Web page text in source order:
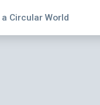
Circular World